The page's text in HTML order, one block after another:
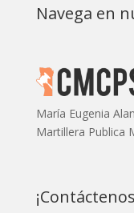
Navega en
María Eugenia
Martillera Publica